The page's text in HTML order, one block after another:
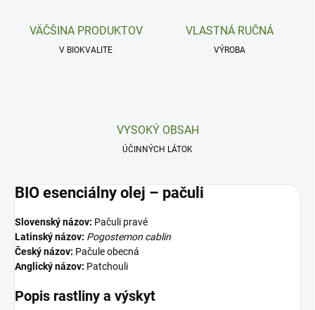
VÄČŠINA PRODUKTOV
V BIOKVALITE
VLASTNÁ RUČNÁ
VÝROBA
VYSOKÝ OBSAH
ÚČINNÝCH LÁTOK
BIO esenciálny olej – pačuli
Slovenský názov: Pačuli pravé
Latinský názov: Pogostemon cablin
Český názov: Pačule obecná
Anglický názov: Patchouli
Popis rastliny a výskyt